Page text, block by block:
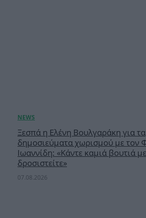
Ξεσπά η Ελένη Βουλγαράκη για τα
δημοσιεύματα χωρισμού με τον
Ιωαννίδη: «Κάντε καμιά βουτιά
δροσιστείτε»
07.08.2026